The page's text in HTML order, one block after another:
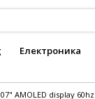
Електроника
AMOLED display